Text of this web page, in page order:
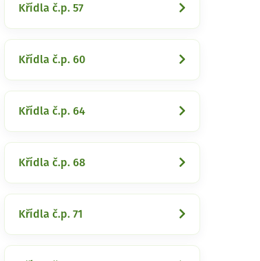
Křídla č.p. 57
Křídla č.p. 60
Křídla č.p. 64
Křídla č.p. 68
Křídla č.p. 71